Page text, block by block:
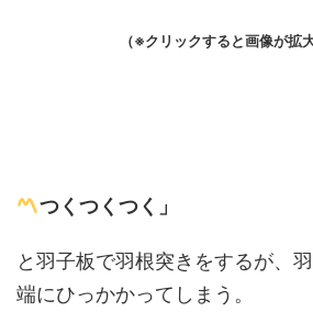
（※クリックすると画像が拡
つくつくつく」
と羽子板で羽根突きをするが、
端にひっかかってしまう。